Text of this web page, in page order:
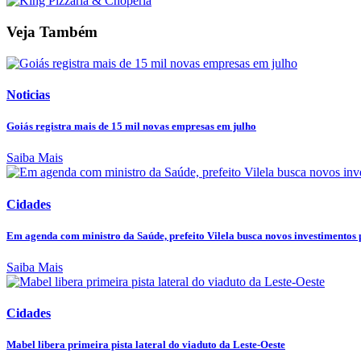
Veja Também
Noticias
Goiás registra mais de 15 mil novas empresas em julho
Saiba Mais
Cidades
Em agenda com ministro da Saúde, prefeito Vilela busca novos investimentos
Saiba Mais
Cidades
Mabel libera primeira pista lateral do viaduto da Leste-Oeste